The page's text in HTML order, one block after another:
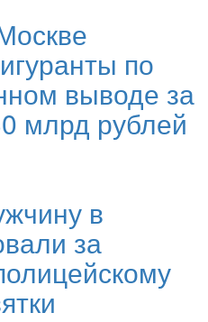
по
выводе за
млрд рублей
в
за